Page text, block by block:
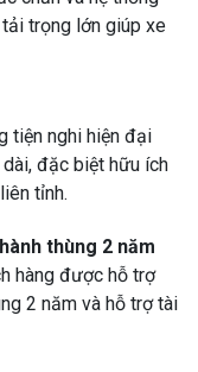
trọng lớn giúp xe
tiện nghi hiện đại
đặc biệt hữu ích
tỉnh.
thùng 2 năm
hàng được hỗ trợ
2 năm và hỗ trợ tài